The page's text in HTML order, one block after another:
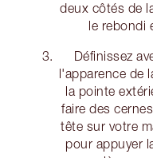
deux côtés de
le rebondi
Définissez
l'apparence de
la pointe
faire des
tête sur votre
pour appuyer